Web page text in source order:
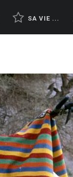
SA VIE ...